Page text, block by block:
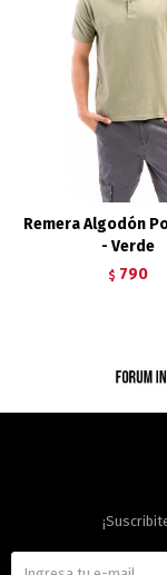
Remera Algodón
- Verde
$ 790